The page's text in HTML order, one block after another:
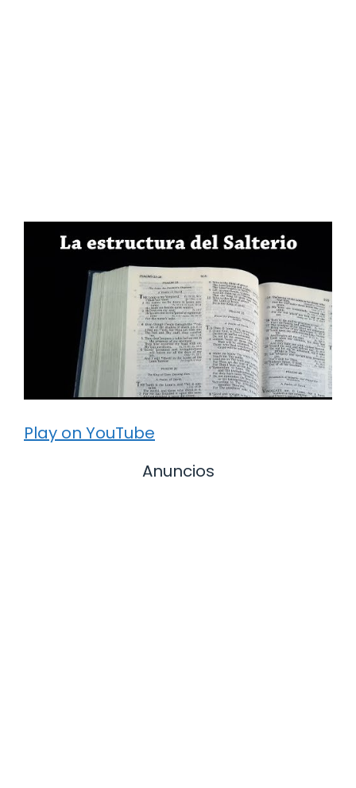
Play on YouTube
Anuncios